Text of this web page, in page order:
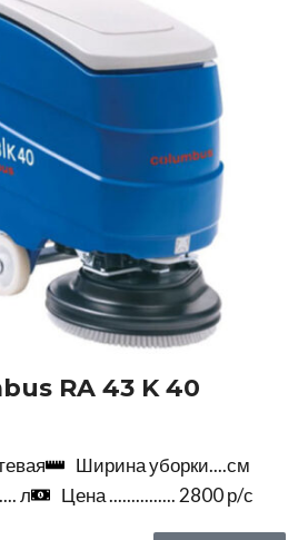
RA 43 K 40
Ширина уборки....см
л
Цена ............... 2800 р/с